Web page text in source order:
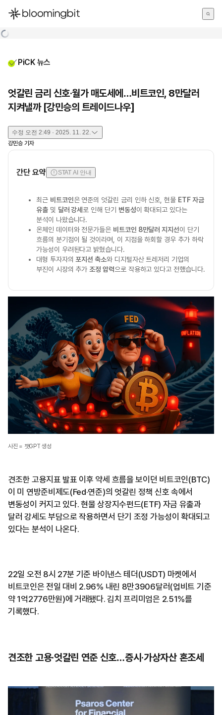
한국어
PiCK 뉴스
엇갈린 금리 신호·월가 매도세에…비트코인, 8만달러
지켜낼까 [강민승의 트레이드나우]
수정 오전 2:49 · 2025. 11. 22.
강민승 기자
간단 요약 STAT AI 안내
최근 비트코인은 연준의 엇갈린 금리 인하 신호, 현물 ETF 자금
유출및 달러 강세 로 인해 단기 변동성이 확대되고 있다는
분석이 나왔습니다.
온체인 데이터와 전문가들은 비트코인 8만달러 지지선이 단기
흐름의 분기점이 될 것이라며, 이 지점을 하회할 경우 추가 하락
가능성이 우려된다고 밝혔습니다.
대형 투자자의 포지션 축소와 디지털자산 트레저리 기업의
부진이 시장의 추가 조정 압력으로 작용하고 있다고 전했습니다.
사진 = 챗GPT 생성
견조한 고용지표 발표 이후 약세 흐름을 보이던 비트코인(BTC)
이 미 연방준비제도(Fed·연준)의 엇갈린 정책 신호 속에서
변동성이 커지고 있다. 현물 상장지수펀드(ETF) 자금 유출과
달러 강세도 부담으로 작용하면서 단기 조정 가능성이 확대되고
있다는 분석이 나온다.
22일 오전 8시 27분 기준 바이낸스 테더(USDT) 마켓에서
비트코인은 전일 대비 2.96% 내린 8만3906달러(업비트 기준
약 1억2776만원)에 거래됐다. 김치 프리미엄은 2.51%를
기록했다.
견조한 고용·엇갈린 연준 신호…증시·가상자산 혼조세